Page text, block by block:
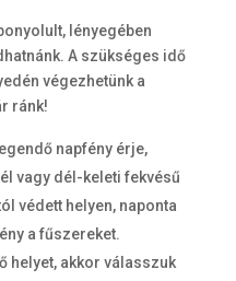
lényegében
A szükséges idő
végezhetünk a
ránk!
napfény érje,
vagy dél-keleti fekvésű
védett helyen, naponta
a fűszereket.
helyet, akkor válasszuk